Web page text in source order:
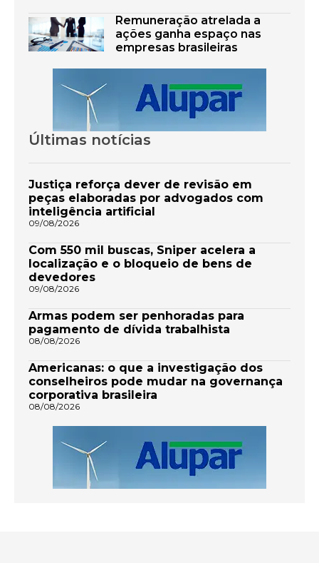
Remuneração atrelada a
ações ganha espaço nas
empresas brasileiras
Últimas notícias
Justiça reforça dever de revisão em
peças elaboradas por advogados com
inteligência artificial
09/08/2026
Com 550 mil buscas, Sniper acelera a
localização e o bloqueio de bens de
devedores
09/08/2026
Armas podem ser penhoradas para
pagamento de dívida trabalhista
08/08/2026
Americanas: o que a investigação dos
conselheiros pode mudar na governança
corporativa brasileira
08/08/2026